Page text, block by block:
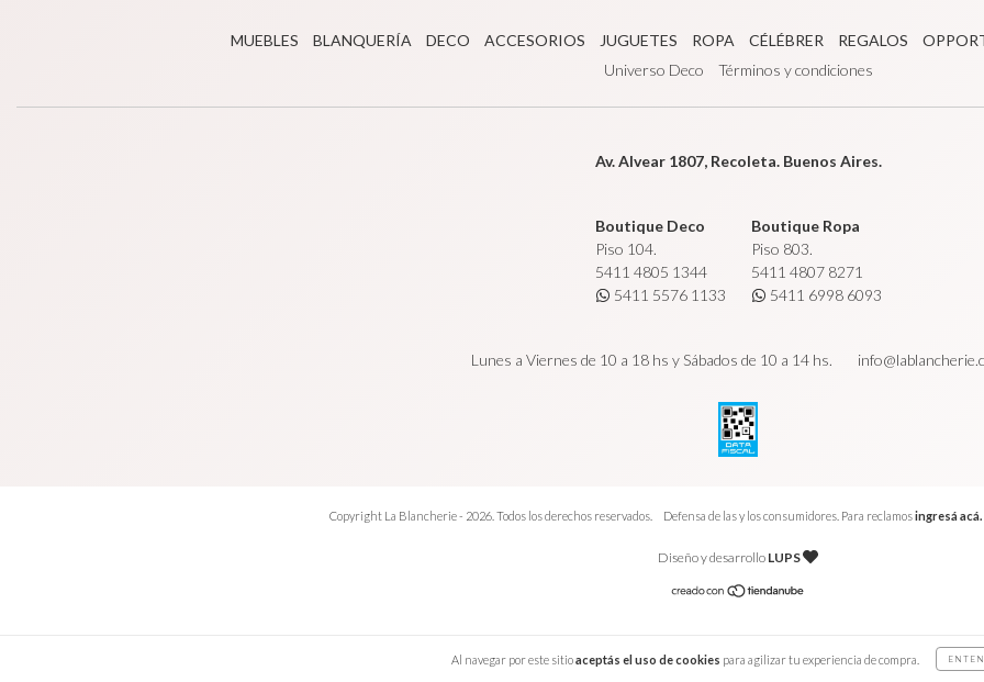
Al navegar por este sitioaceptás el uso de cookies para agilizar tu experiencia de compra.
MUEBLES BLANQUERÍA DECO ACCESORIOS JUGUETES ROPA CÉLÉBRER REGALOS
Universo Deco
Términos y condiciones
Av. Alvear 1807, Recoleta. Buenos Aires.
Boutique Deco
Piso 104.
5411 4805 1344
5411 5576 1133
Boutique Ropa
Piso 803.
5411 4807 8271
5411 6998 6093
Lunes a Viernes de 10 a 18 hs y Sábados de 10 a 14 hs.
Copyright La Blancherie - 2026. Todos los derechos reservados. Defensa de las y los consumidores. Para reclamosingresá acá.
Diseño y desarrollo LUPS